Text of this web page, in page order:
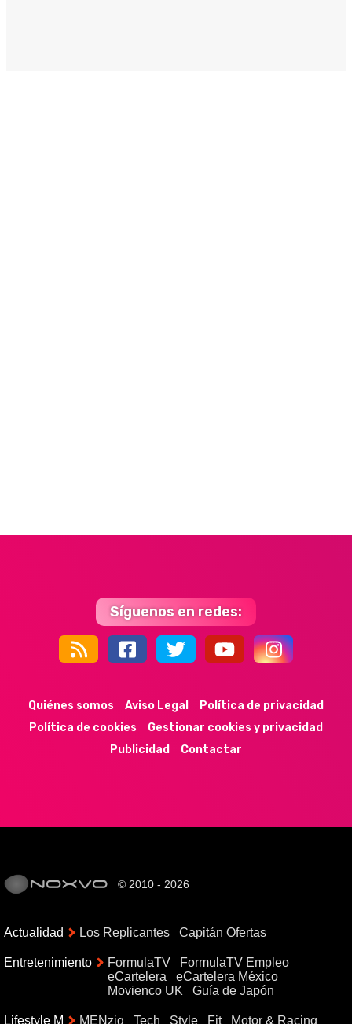
Síguenos en redes:
Quiénes somos Aviso Legal
Política de privacidad
Política de cookies
Gestionar cookies y privacidad
Publicidad
Contactar
© 2010 - 2026
Actualidad Los Replicantes Capitán Ofertas
Entretenimiento FormulaTV
FormulaTV Empleo
eCartelera
eCartelera México
Movienco UK
Guía de Japón
Lifestyle M MENzig Tech Style Fit Motor & Racing